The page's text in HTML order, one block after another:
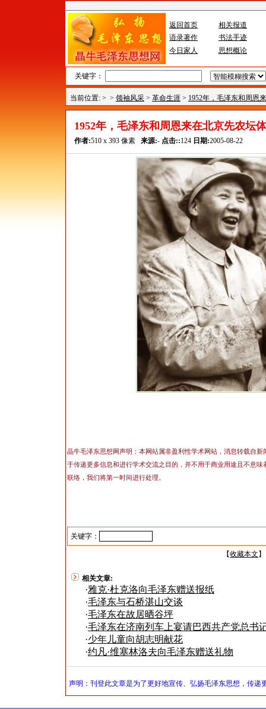
返回首页
相关报道
语录著作
书法手迹
今日家人
思想概论
关键字：
当前位置: > > 领袖风采 > 革命生涯 > 1952年，毛泽东和周恩
1952年，毛泽东和周恩来在北京先农坛
作者:510 x 393 像素 来源:- 点击::124 日期:2005-08-22
晶牛毛泽东思想网声明：本网站属非盈利性学术网站，消息转载自
于传递更多信息和进行学术交流之目的，并不用于商业用途且不意
联络，我们将第一时间进行处理。
关键字：
【收藏本文
相关文章:
·雅克·杜克洛向毛泽东赠送报纸
·毛泽东与石桥湛山交谈
·毛泽东在故居晒谷坪
·毛泽东在济南列车上宴请巴西共产党总书
·少年儿童向胡志明献花
·约凡·维塞林洛夫向毛泽东赠送礼物
声明：刊登此文章是为了更好地宣传、弘扬毛泽东思想，传递